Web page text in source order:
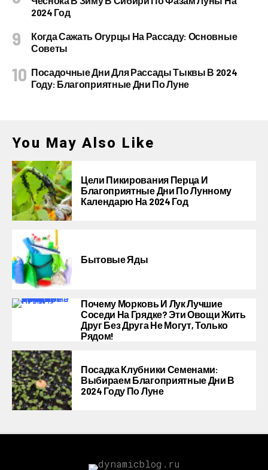
2024 Год
Когда Сажать Огурцы На Рассаду: Основные
Советы
Посадочные Дни Для Рассады Тыквы В 2024
Году: Благоприятные Дни По Луне
You May Also Like
Цели Пикирования Перца И
Благоприятные Дни По Лунному
Календарю На 2024 Год
Бытовые Яды
Почему Морковь И Лук Лучшие
Соседи На Грядке? Эти Овощи Жить
Друг Без Друга Не Могут, Только
Рядом!
Посадка Клубники Семенами:
Выбираем Благоприятные Дни В
2024 Году По Луне